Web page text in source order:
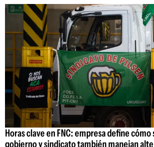
Horas clave en FNC: empresa define
gobierno y sindicato también manejan